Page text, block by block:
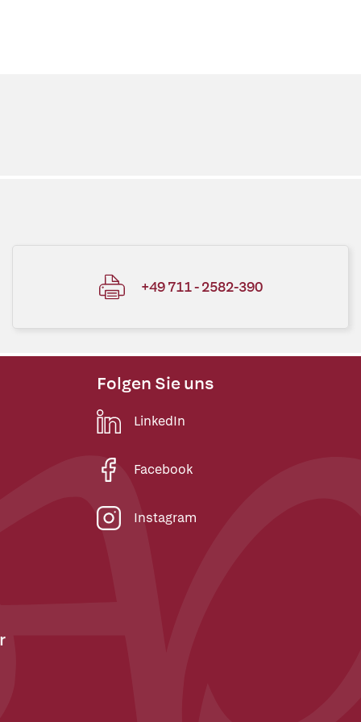
+49 711 - 2582-390
Folgen Sie uns
LinkedIn
Facebook
Instagram